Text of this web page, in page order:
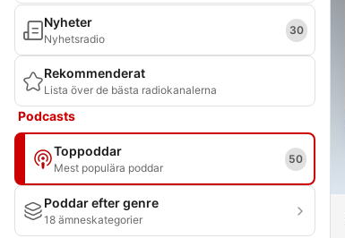
Nyheter
Nyhetsradio
30
Rekommenderat
Lista över de bästa radiokanalerna
Podcasts
Toppoddar
Mest populära poddar
50
Poddar efter genre
18 ämneskategorier